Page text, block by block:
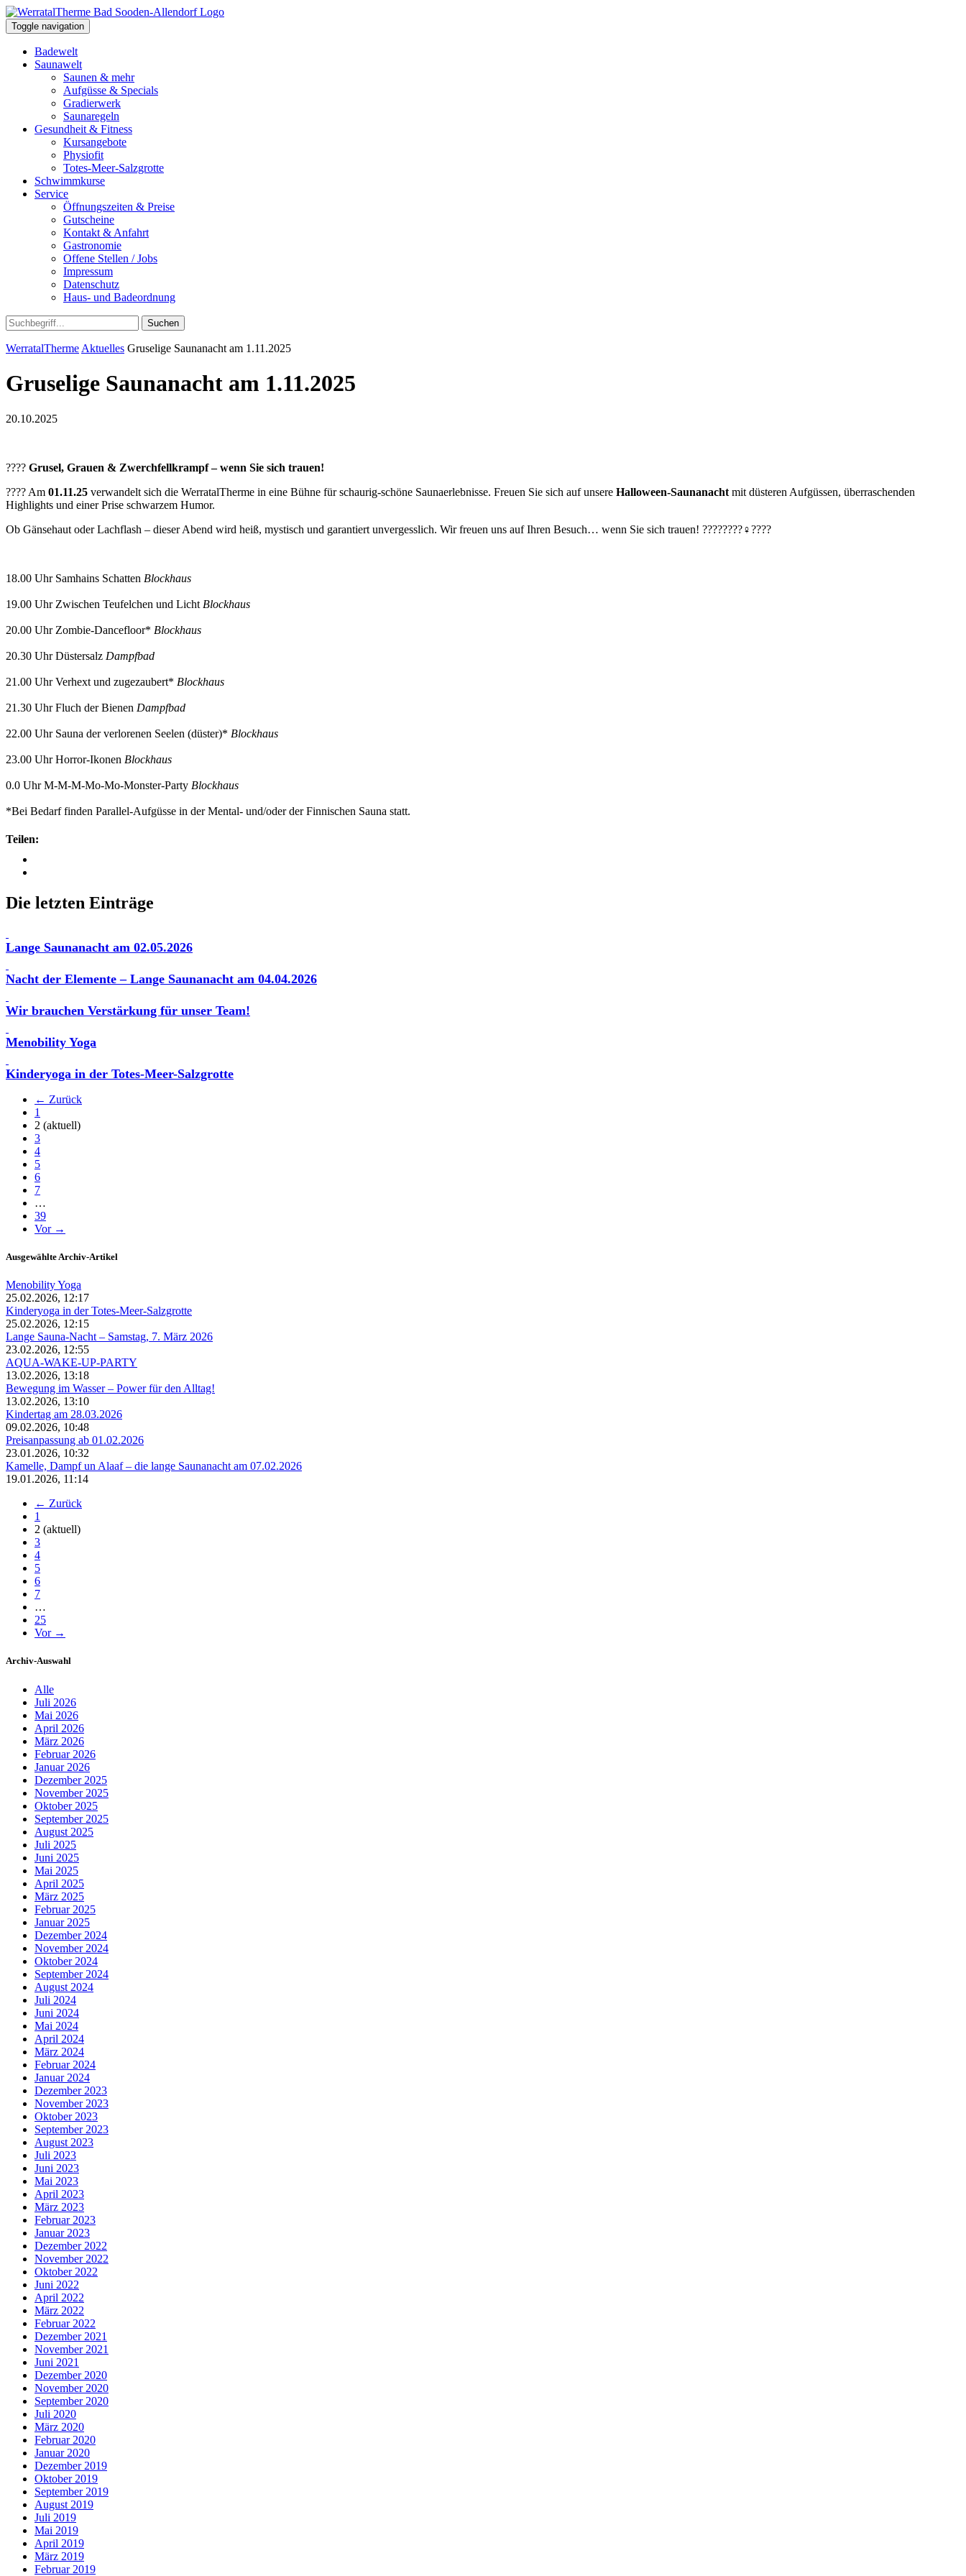
Toggle navigation
Badewelt
Saunawelt
Saunen & mehr
Aufgüsse & Specials
Gradierwerk
Saunaregeln
Gesundheit & Fitness
Kursangebote
Physiofit
Totes-Meer-Salzgrotte
Schwimmkurse
Service
Öffnungszeiten & Preise
Gutscheine
Kontakt & Anfahrt
Gastronomie
Offene Stellen / Jobs
Impressum
Datenschutz
Haus- und Badeordnung
Suchen
WerratalTherme Aktuelles Gruselige Saunanacht am 1.11.2025
Gruselige Saunanacht am 1.11.2025
20.10.2025
???? Grusel, Grauen & Zwerchfellkrampf – wenn Sie sich trauen!
???? Am 01.11.25 verwandelt sich die WerratalTherme in eine Bühne für schaurig-schöne Saunaerlebnisse. Freuen Sie sich auf unsere Halloween-Saunanacht mit düsteren Aufgüssen, überraschenden
Highlights und einer Prise schwarzem Humor.
Ob Gänsehaut oder Lachflash – dieser Abend wird heiß, mystisch und garantiert unvergesslich. Wir freuen uns auf Ihren Besuch… wenn Sie sich trauen! ????️????‍♀️????
18.00 Uhr Samhains Schatten Blockhaus
19.00 Uhr Zwischen Teufelchen und Licht Blockhaus
20.00 Uhr Zombie-Dancefloor* Blockhaus
20.30 Uhr Düstersalz Dampfbad
21.00 Uhr Verhext und zugezaubert* Blockhaus
21.30 Uhr Fluch der Bienen Dampfbad
22.00 Uhr Sauna der verlorenen Seelen (düster)* Blockhaus
23.00 Uhr Horror-Ikonen Blockhaus
0.0 Uhr M-M-M-Mo-Mo-Monster-Party Blockhaus
*Bei Bedarf finden Parallel-Aufgüsse in der Mental- und/oder der Finnischen Sauna statt.
Teilen:
Die letzten Einträge
Lange Saunanacht am 02.05.2026
Nacht der Elemente – Lange Saunanacht am 04.04.2026
Wir brauchen Verstärkung für unser Team!
Menobility Yoga
Kinderyoga in der Totes-Meer-Salzgrotte
← Zurück
1
2 (aktuell)
3
4
5
6
7
…
39
Vor →
Ausgewählte Archiv-Artikel
Menobility Yoga
25.02.2026, 12:17
Kinderyoga in der Totes-Meer-Salzgrotte
25.02.2026, 12:15
Lange Sauna‑Nacht – Samstag, 7. März 2026
23.02.2026, 12:55
AQUA‑WAKE‑UP‑PARTY
13.02.2026, 13:18
Bewegung im Wasser – Power für den Alltag!
13.02.2026, 13:10
Kindertag am 28.03.2026
09.02.2026, 10:48
Preisanpassung ab 01.02.2026
23.01.2026, 10:32
Kamelle, Dampf un Alaaf – die lange Saunanacht am 07.02.2026
19.01.2026, 11:14
← Zurück
1
2 (aktuell)
3
4
5
6
7
…
25
Vor →
Archiv-Auswahl
Alle
Juli 2026
Mai 2026
April 2026
März 2026
Februar 2026
Januar 2026
Dezember 2025
November 2025
Oktober 2025
September 2025
August 2025
Juli 2025
Juni 2025
Mai 2025
April 2025
März 2025
Februar 2025
Januar 2025
Dezember 2024
November 2024
Oktober 2024
September 2024
August 2024
Juli 2024
Juni 2024
Mai 2024
April 2024
März 2024
Februar 2024
Januar 2024
Dezember 2023
November 2023
Oktober 2023
September 2023
August 2023
Juli 2023
Juni 2023
Mai 2023
April 2023
März 2023
Februar 2023
Januar 2023
Dezember 2022
November 2022
Oktober 2022
Juni 2022
April 2022
März 2022
Februar 2022
Dezember 2021
November 2021
Juni 2021
Dezember 2020
November 2020
September 2020
Juli 2020
März 2020
Februar 2020
Januar 2020
Dezember 2019
Oktober 2019
September 2019
August 2019
Juli 2019
Mai 2019
April 2019
März 2019
Februar 2019